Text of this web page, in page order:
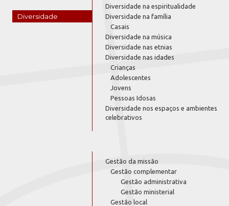
Diversidade
Diversidade na espiritualidade
Diversidade na família
Casais
Diversidade na música
Diversidade nas etnias
Diversidade nas idades
Crianças
Adolescentes
Jovens
Pessoas Idosas
Diversidade nos espaços e ambientes
celebrativos
Gestão da missão
Gestão complementar
Gestão administrativa
Gestão ministerial
Gestão local